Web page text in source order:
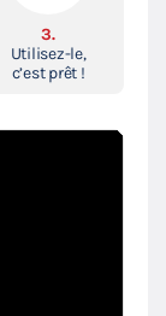
3.
Utilisez-le,
c’est prêt !